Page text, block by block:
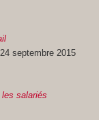
septembre 2015
salariés